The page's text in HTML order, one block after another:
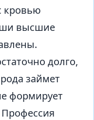
кровью
высшие
долго,
займет
формирует
Профессия